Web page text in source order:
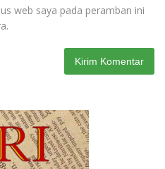
web saya pada peramban ini